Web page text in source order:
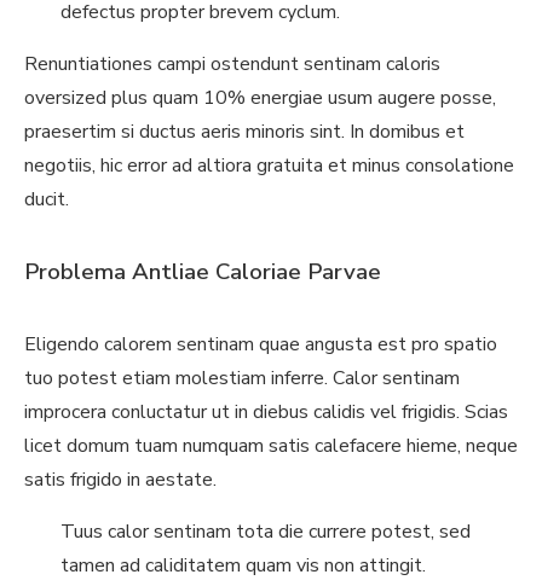
defectus propter brevem cyclum.
Renuntiationes campi ostendunt sentinam caloris
oversized plus quam 10% energiae usum augere posse,
praesertim si ductus aeris minoris sint. In domibus et
negotiis, hic error ad altiora gratuita et minus consolatione
ducit.
Problema Antliae Caloriae Parvae
Eligendo calorem sentinam quae angusta est pro spatio
tuo potest etiam molestiam inferre. Calor sentinam
improcera conluctatur ut in diebus calidis vel frigidis. Scias
licet domum tuam numquam satis calefacere hieme, neque
satis frigido in aestate.
Tuus calor sentinam tota die currere potest, sed
tamen ad caliditatem quam vis non attingit.